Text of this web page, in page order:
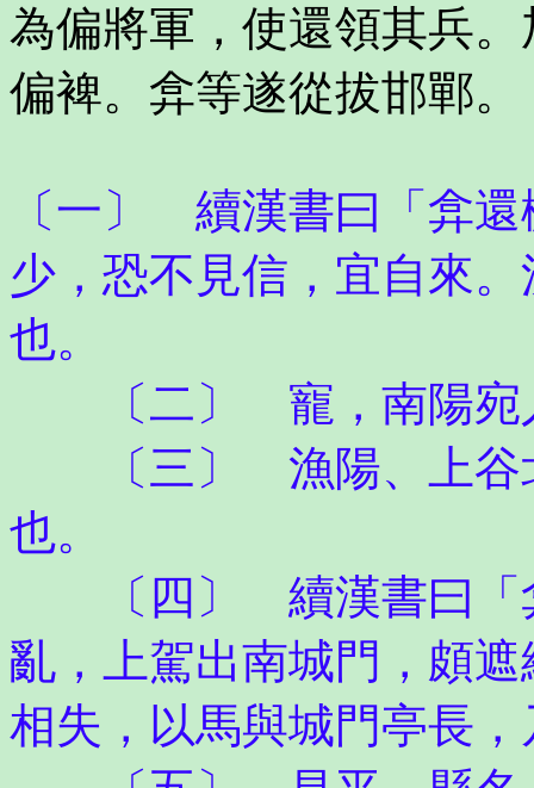
為偏將軍，使還領其兵
偏裨。弇等遂從拔邯鄲。
〔一〕 續漢書曰「弇
少，恐不見信，宜自來
也。
〔二〕 寵，南陽宛
〔三〕 漁陽、上谷北
也。
〔四〕 續漢書曰「弇
亂，上駕出南城門，頗
相失，以馬與城門亭長